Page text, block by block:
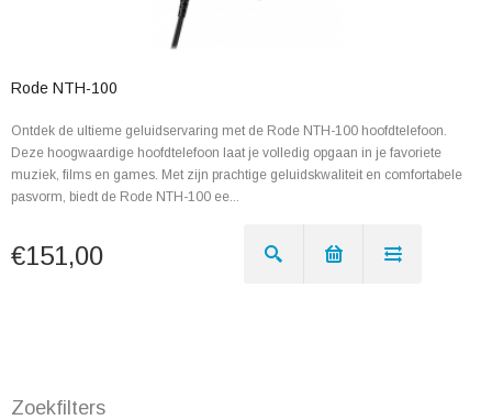
Rode NTH-100
Ontdek de ultieme geluidservaring met de Rode NTH-100 hoofdtelefoon.
Deze hoogwaardige hoofdtelefoon laat je volledig opgaan in je favoriete
muziek, films en games. Met zijn prachtige geluidskwaliteit en comfortabele
pasvorm, biedt de Rode NTH-100 ee...
€151,00
Zoekfilters